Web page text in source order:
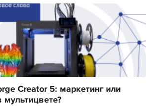
Creator 5: маркетинг или
мультицвете?